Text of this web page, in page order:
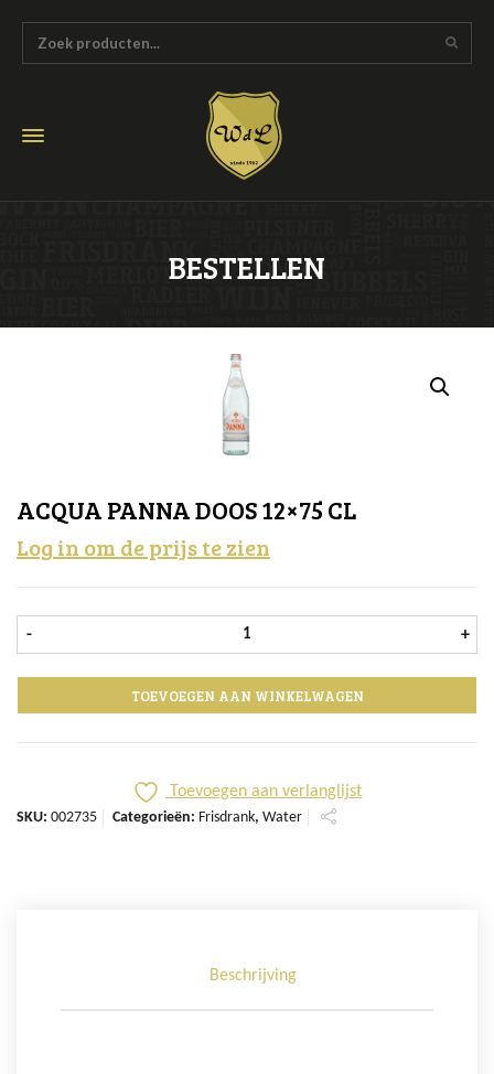
BESTELLEN
ACQUA PANNA DOOS 12×75 CL
Log in om de prijs te zien
- Acqua Panna doos 12x75 cl aantal
+
TOEVOEGEN AAN WINKELWAGEN
Toevoegen aan verlanglijst
SKU: 002735 Categorieën: Frisdrank, Water
Beschrijving